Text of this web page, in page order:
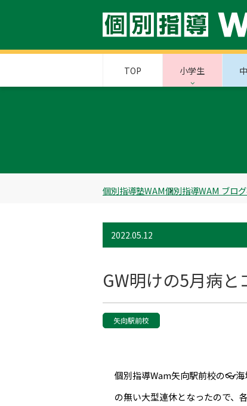
TOP 小学生
個別指導塾WAM個別指導WAM ブログ
2022.05.12
GW明けの5月病と
矢向駅前校
個別指導Wam矢向駅前校の👓
の無い大型連休となったので、